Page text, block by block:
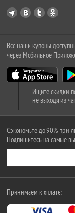
Все наши купоны
через Мобильное
Ищите скидки
не выходя из
Сэкономьте до 90% при
Подпишитесь на самые
Принимаем к оплате: